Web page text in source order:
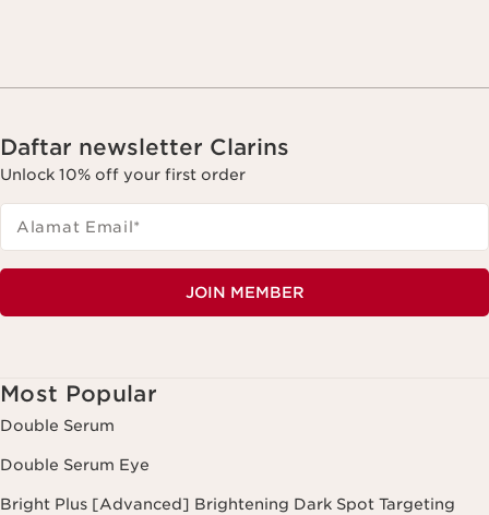
Daftar newsletter Clarins
Unlock 10% off your first order
Alamat Email*
JOIN MEMBER
Most Popular
Double Serum
Double Serum Eye
Bright Plus [Advanced] Brightening Dark Spot Targeting